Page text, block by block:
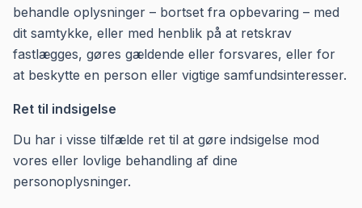
behandle oplysninger – bortset fra opbevaring – med
dit samtykke, eller med henblik på at retskrav
fastlægges, gøres gældende eller forsvares, eller for
at beskytte en person eller vigtige samfundsinteresser.
Ret til indsigelse
Du har i visse tilfælde ret til at gøre indsigelse mod
vores eller lovlige behandling af dine
personoplysninger.